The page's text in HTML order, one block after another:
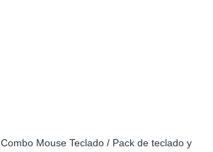
Combo Mouse Teclado / Pack de teclado y